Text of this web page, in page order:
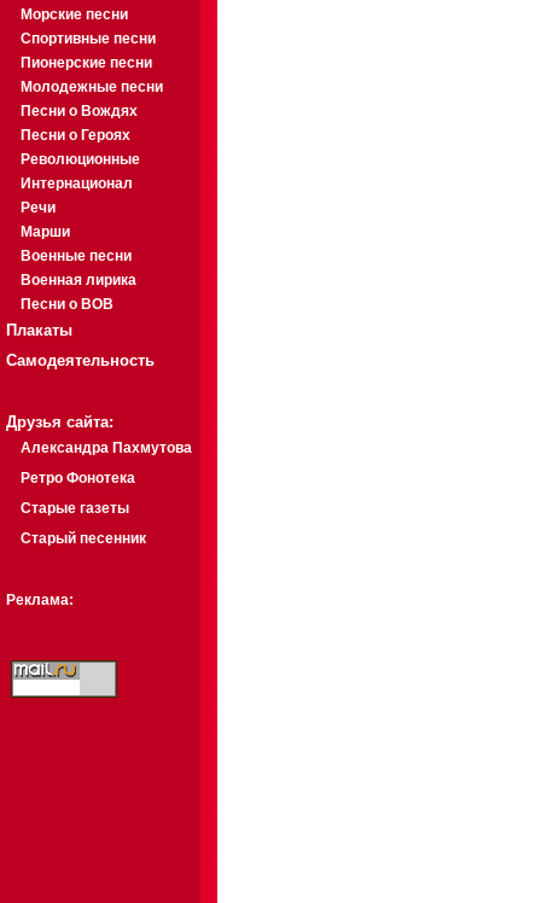
Морские песни
Спортивные песни
Пионерские песни
Молодежные песни
Песни о Вождях
Песни о Героях
Революционные
Интернационал
Речи
Марши
Военные песни
Военная лирика
Песни о ВОВ
Плакаты
Самодеятельность
Друзья сайта:
Александра Пахмутова
Ретро Фонотека
Старые газеты
Старый песенник
Реклама: